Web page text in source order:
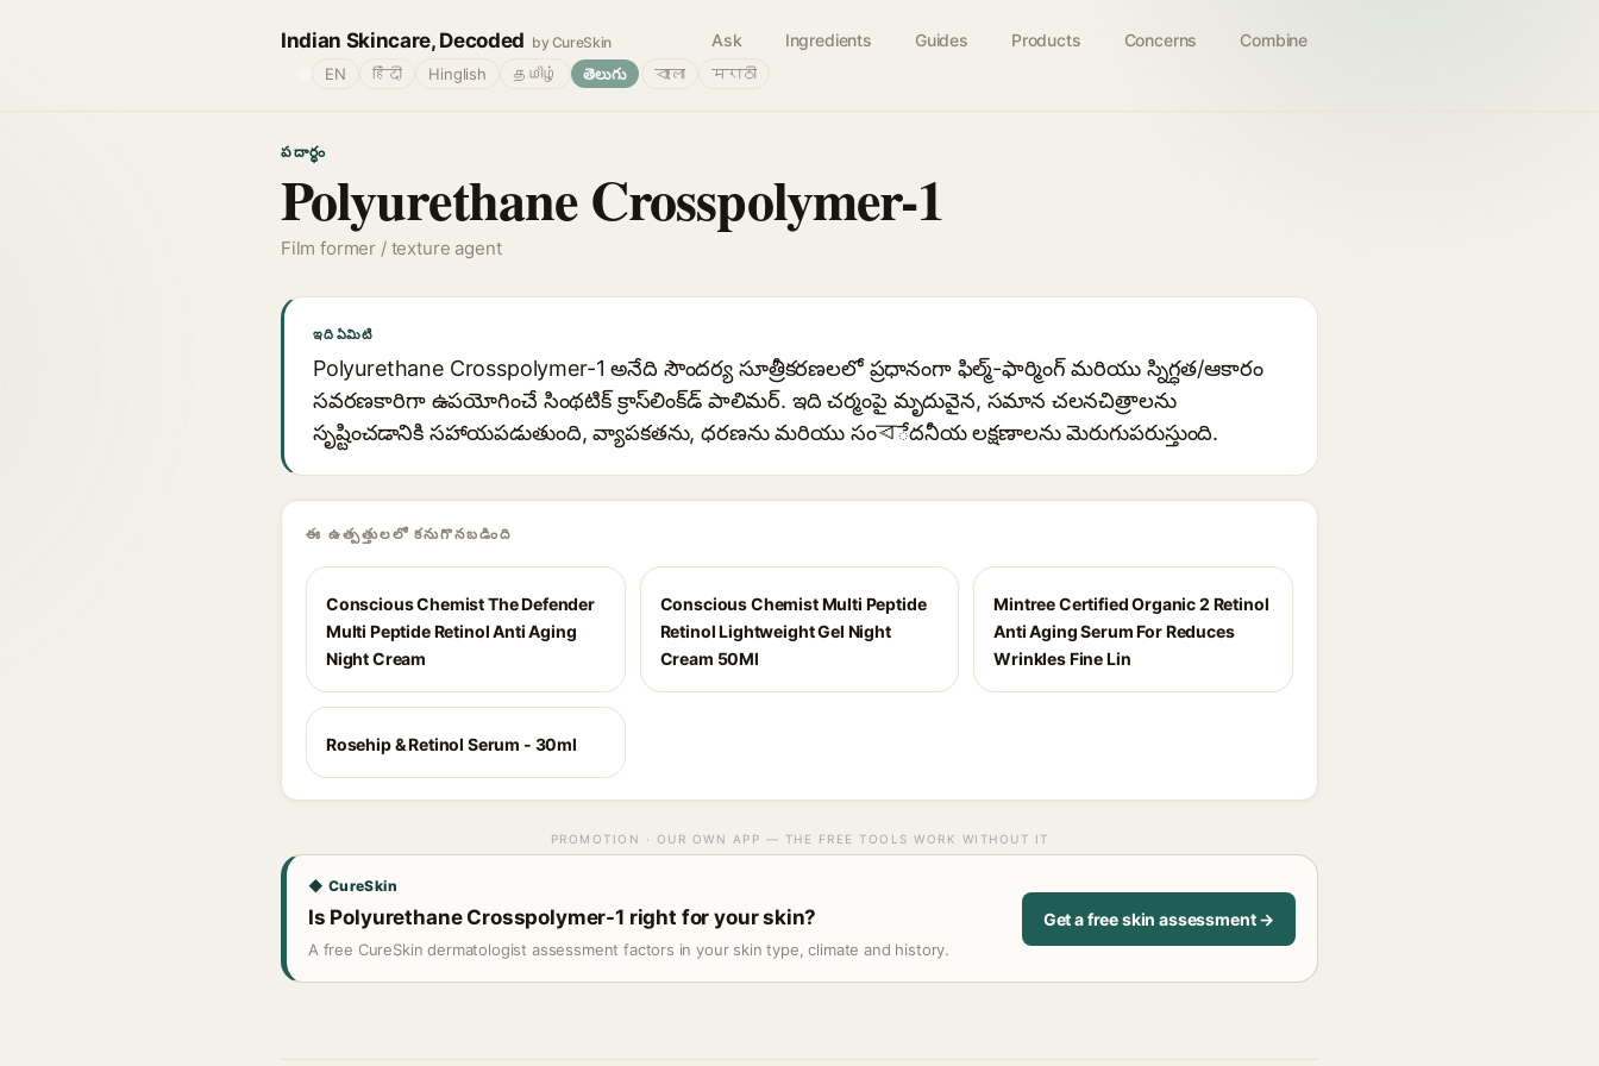
Indian Skincare, Decoded by CureSkin Ask Ingredients Guides Products Concerns Combine
EN हिंदी Hinglish தமிழ் తెలుగు বাংলা मराठी
పదార్థం
Polyurethane Crosspolymer-1
Film former / texture agent
ఇది ఏమిటి
Polyurethane Crosspolymer-1 అనేది సౌందర్య సూత్రీకరణలలో ప్రధానంగా ఫిల్మ్-ఫార్మింగ్ మరియు స్నిగ్ధత/ఆకారం
సవరణకారిగా ఉపయోగించే సింథటిక్ క్రాస్‌లింక్‌డ్ పాలిమర్. ఇది చర్మంపై మృదువైన, సమాన చలనచిత్రాలను
సృష్టించడానికి సహాయపడుతుంది, వ్యాపకతను, ధరణను మరియు సంবేదనీయ లక్షణాలను మెరుగుపరుస్తుంది.
ఈ ఉత్పత్తులలో కనుగొనబడింది
Conscious Chemist The Defender
Multi Peptide Retinol Anti Aging
Night Cream
Conscious Chemist Multi Peptide
Retinol Lightweight Gel Night
Cream 50Ml
Mintree Certified Organic 2 Retinol
Anti Aging Serum For Reduces
Wrinkles Fine Lin
Rosehip & Retinol Serum - 30ml
PROMOTION · OUR OWN APP — THE FREE TOOLS WORK WITHOUT IT
◆ CureSkin
Is Polyurethane Crosspolymer-1 right for your skin?
A free CureSkin dermatologist assessment factors in your skin type, climate and history.
Get a free skin assessment →